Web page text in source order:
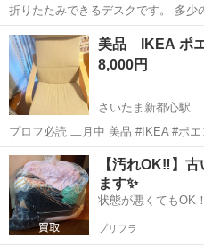
折りたたみできるデスクです。 多少の傷があり
70×50センチ 指定場所まで直
埼玉 さいたま市 さいたま
美品 IKEA ポ
8,000円
さいたま新都心駅
プロフ必読 二月中 美品
埼玉 さいたま市 さいたま
【汚れOK‼️】
ます✨
状態が悪くてもOK
プリフラ